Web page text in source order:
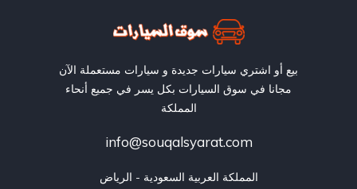
بيع أو اشتري سيارات جديدة و سيارات مستعملة الآن
مجانا في سوق السيارات بكل يسر في جميع أنحاء
المملكة
info@souqalsyarat.com
المملكة العربية السعودية - الرياض